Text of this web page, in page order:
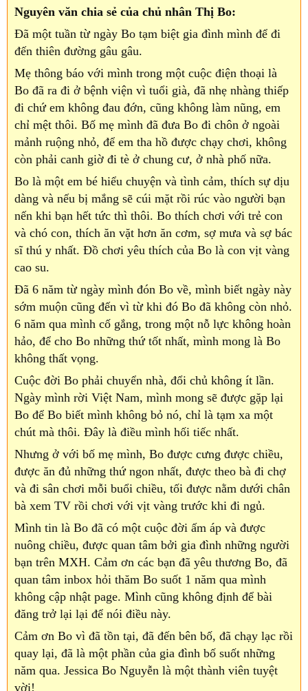
Nguyên văn chia sẻ của chủ nhân Thị Bo:
Đã một tuần từ ngày Bo tạm biệt gia đình mình để đi
đến thiên đường gâu gâu.
Mẹ thông báo với mình trong một cuộc điện thoại là
Bo đã ra đi ở bệnh viện vì tuổi già, đã nhẹ nhàng thiếp
đi chứ em không đau đớn, cũng không làm nũng, em
chỉ mệt thôi. Bố mẹ mình đã đưa Bo đi chôn ở ngoài
mảnh ruộng nhỏ, để em tha hồ được chạy chơi, không
còn phải canh giờ đi tè ở chung cư, ở nhà phố nữa.
Bo là một em bé hiểu chuyện và tình cảm, thích sự dịu
dàng và nếu bị mắng sẽ cúi mặt rồi rúc vào người bạn
nến khi bạn hết tức thì thôi. Bo thích chơi với trẻ con
và chó con, thích ăn vặt hơn ăn cơm, sợ mưa và sợ bác
sĩ thú y nhất. Đồ chơi yêu thích của Bo là con vịt vàng
cao su.
Đã 6 năm từ ngày mình đón Bo về, mình biết ngày này
sớm muộn cũng đến vì từ khi đó Bo đã không còn nhỏ.
6 năm qua mình cố gắng, trong một nỗ lực không hoàn
hảo, để cho Bo những thứ tốt nhất, mình mong là Bo
không thất vọng.
Cuộc đời Bo phải chuyển nhà, đổi chủ không ít lần.
Ngày mình rời Việt Nam, mình mong sẽ được gặp lại
Bo để Bo biết mình không bỏ nó, chỉ là tạm xa một
chút mà thôi. Đây là điều mình hối tiếc nhất.
Nhưng ở với bố mẹ mình, Bo được cưng được chiều,
được ăn đủ những thứ ngon nhất, được theo bà đi chợ
và đi sân chơi mỗi buổi chiều, tối được nằm dưới chân
bà xem TV rồi chơi với vịt vàng trước khi đi ngủ.
Mình tin là Bo đã có một cuộc đời ấm áp và được
nuông chiều, được quan tâm bởi gia đình những người
bạn trên MXH. Cảm ơn các bạn đã yêu thương Bo, đã
quan tâm inbox hỏi thăm Bo suốt 1 năm qua mình
không cập nhật page. Mình cũng không định để bài
đăng trở lại lại để nói điều này.
Cảm ơn Bo vì đã tồn tại, đã đến bên bố, đã chạy lạc rồi
quay lại, đã là một phần của gia đình bố suốt những
năm qua. Jessica Bo Nguyễn là một thành viên tuyệt
vời!